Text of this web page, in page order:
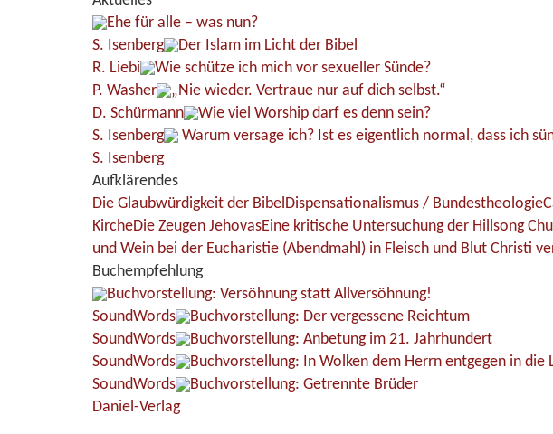
Ehe für alle – was nun?
S. Isenberg
Der Islam im Licht der Bibel
R. Liebi
Wie schütze ich mich vor sexueller Sünde?
P. Washer
„Nie wieder. Vertraue nur auf dich selbst.“
D. Schürmann
Wie viel Worship darf es denn sein?
S. Isenberg
Warum versage ich? Ist es eigentlich normal, dass ich
S. Isenberg
Aufklärendes
Die Glaubwürdigkeit der Bibel Dispensationalismus / Bundestheologie
KircheDie Zeugen JehovasEine kritische Untersuchung der Hillsong
und Wein bei der Eucharistie (Abendmahl) in Fleisch und Blut Christi
Buchempfehlung
Buchvorstellung: Versöhnung statt Allversöhnung!
SoundWords
Buchvorstellung: Der vergessene Reichtum
SoundWords
Buchvorstellung: Anbetung im 21. Jahrhundert
SoundWords
Buchvorstellung: In Wolken dem Herrn entgegen in die
SoundWords
Buchvorstellung: Getrennte Brüder
Daniel-Verlag